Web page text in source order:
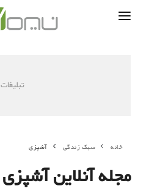
تبلیغات
خانه سبک زندگی آشپزی
مجله آنلاین آشپزی